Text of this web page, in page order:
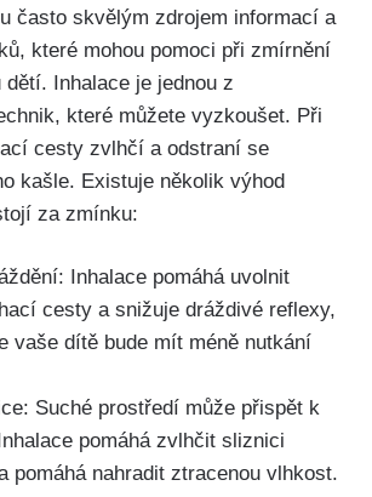
často​ skvělým‍ zdrojem informací a
které mohou pomoci při zmírnění
Inhalace je jednou z
které můžete vyzkoušet. Při
cesty zvlhčí ‍a odstraní se
kašle. Existuje několik výhod
​za zmínku:
‌Inhalace pomáhá uvolnit
cesty a snižuje dráždivé reflexy,
vaše dítě bude mít méně⁣ nutkání
Suché prostředí ⁤může přispět k
pomáhá zvlhčit‍ sliznici
pomáhá nahradit ztracenou vlhkost.